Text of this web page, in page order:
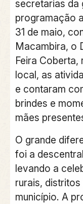
secretarias da
programação
31 de maio,
Macambira, o
Feira
local, as
e contaram
brindes e
mães
O grande
foi a
levando a
rurais,
município. A